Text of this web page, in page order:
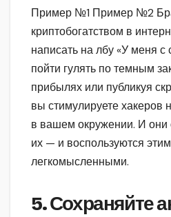
Пример №1 Пример №2
криптобогатством в
написать на лбу «У меня с
пойти гулять по темным
прибылях или публикуя
вы стимулируете хакеров
в вашем окружении. И они
их — и воспользуются
легкомысленными.
5. Сохраняйте